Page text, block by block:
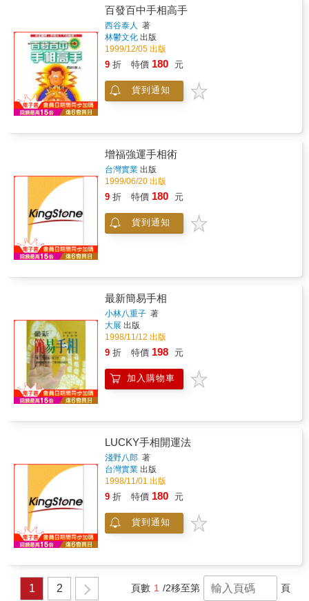
百發百中手相高手
西谷泰人 著
林鬱文化 出版
1999/12/05 出版
9 折 特價 180 元
貨到通知
增福強運手相術
台灣實業 出版
1999/06/20 出版
9 折 特價 180 元
貨到通知
最新簡易手相
小林八重子 著
大展 出版
1998/11/12 出版
9 折 特價 198 元
加入購物車
LUCKY手相開運法
淺野八郎 著
台灣實業 出版
1998/11/01 出版
9 折 特價 180 元
貨到通知
1 2 頁數 1 /2移至第 頁